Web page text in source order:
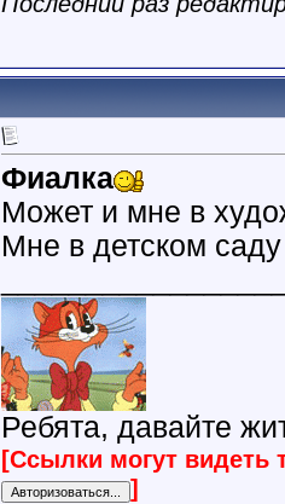
Фиалка
Может и мне в
Мне в детском
Ребята, давайте
[Ссылки могут видеть
]